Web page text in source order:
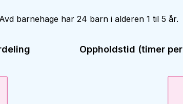
barnehage har 24 barn i alderen 1 til 5 år.
Oppholdstid (timer